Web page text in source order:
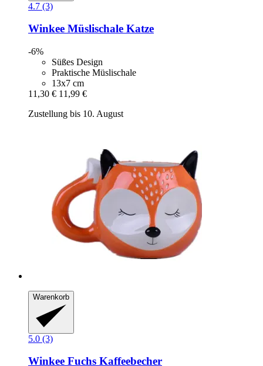
4.7 (3)
Winkee Müslischale Katze
-6%
Süßes Design
Praktische Müslischale
13x7 cm
11,30 € 11,99 €
Zustellung bis 10. August
Warenkorb
5.0 (3)
Winkee Fuchs Kaffeebecher